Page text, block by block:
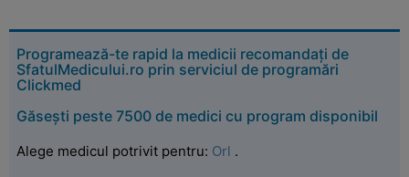
Programează-te rapid la medicii recomandați de
SfatulMedicului.ro prin serviciul de programări
Clickmed
Găsești peste 7500 de medici cu program disponibil
Alege medicul potrivit pentru: Orl .